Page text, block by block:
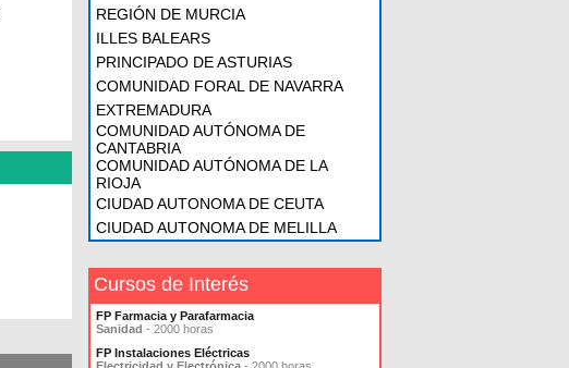
REGIÓN DE MURCIA
ILLES BALEARS
PRINCIPADO DE ASTURIAS
COMUNIDAD FORAL DE NAVARRA
EXTREMADURA
COMUNIDAD AUTÓNOMA DE
CANTABRIA
COMUNIDAD AUTÓNOMA DE LA
RIOJA
CIUDAD AUTONOMA DE CEUTA
CIUDAD AUTONOMA DE MELILLA
Cursos de Interés
FP Farmacia y Parafarmacia
Sanidad - 2000 horas
FP Instalaciones Eléctricas